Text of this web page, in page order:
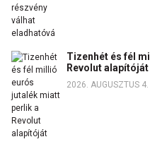
Tizenhét és fél
Revolut alapítóját
2026. AUGUSZTUS 4.